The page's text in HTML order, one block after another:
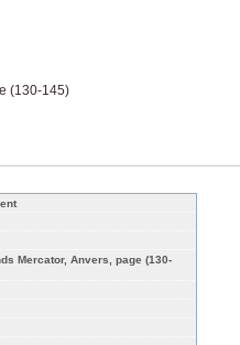
(130-145)
Mercator, Anvers, page (130-